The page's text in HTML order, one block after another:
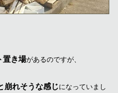
置き場があるのですが、
崩れそうな感じになっていまし